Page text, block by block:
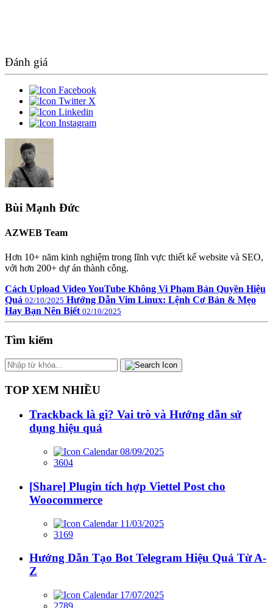
Đánh giá
Bùi Mạnh Đức
AZWEB Team
Hơn 10+ năm kinh nghiệm trong lĩnh vực thiết kế website và SEO,
với hơn 200+ dự án thành công.
Cách Upload Video YouTube Không Vi Phạm Bản Quyền Hiệu
Quả 02/10/2025 Hướng Dẫn Vim Linux: Lệnh Cơ Bản & Mẹo
Hay Bạn Nên Biết 02/10/2025
Tìm kiếm
TOP XEM NHIỀU
Trackback là gì? Vai trò và Hướng dẫn sử
dụng hiệu quả
08/09/2025
3604
[Share] Plugin tích hợp Viettel Post cho
Woocommerce
11/03/2025
3169
Hướng Dẫn Tạo Bot Telegram Hiệu Quả Từ A-
Z
17/07/2025
2789